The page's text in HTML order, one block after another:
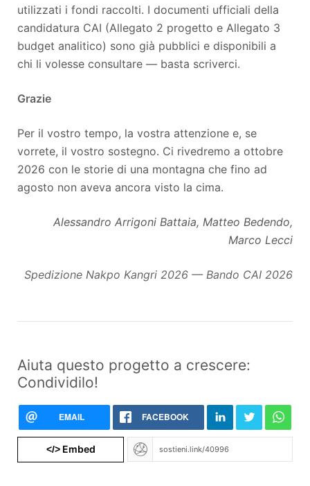
utilizzati i fondi raccolti. I documenti ufficiali della
candidatura CAI (Allegato 2 progetto e Allegato 3
budget analitico) sono già pubblici e disponibili a
chi li volesse consultare — basta scriverci.
Grazie
Per il vostro tempo, la vostra attenzione e, se
vorrete, il vostro sostegno. Ci rivedremo a ottobre
2026 con le storie di una montagna che fino ad
agosto non aveva ancora visto la cima.
Alessandro Arrigoni Battaia, Matteo Bedendo,
Marco Lecci
Spedizione Nakpo Kangri 2026 — Bando CAI 2026
Aiuta questo progetto a crescere:
Condividilo!
EMAIL FACEBOOK
</>Embed